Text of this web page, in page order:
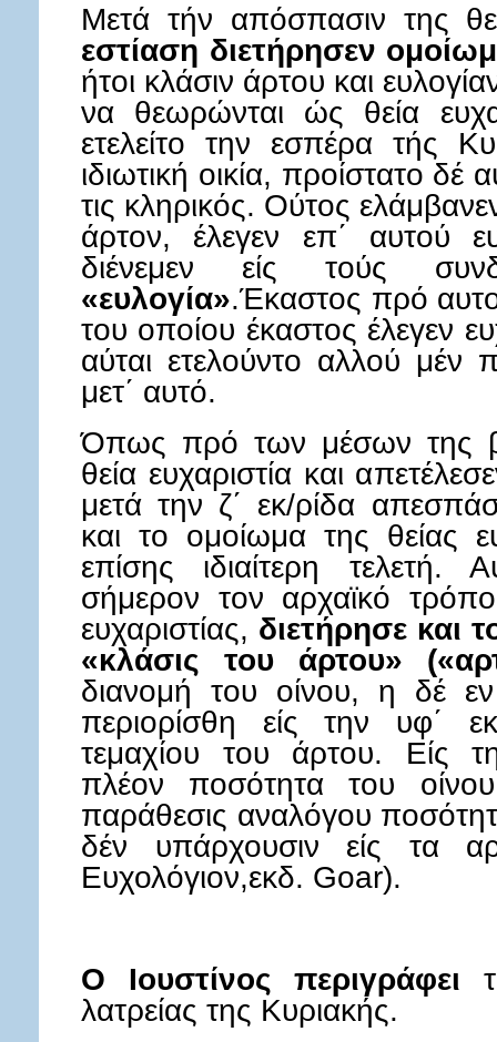
Μετά τήν απόσπασιν της
εστίαση διετήρησεν
ήτοι κλάσιν άρτου και
να θεωρώνται ώς θεία
ετελείτο την εσπέρα τής
ιδιωτική οικία, προίστατο
τις κληρικός. Ούτος
άρτον, έλεγεν επ΄ αυτού
διένεμεν είς τούς
«ευλογία».Έκαστος πρό
του οποίου έκαστος έλεγεν
αύται ετελούντο αλλού
μετ΄ αυτό.
Όπως πρό των μέσων της
θεία ευχαριστία και
μετά την ζ΄ εκ/ρίδα
και το ομοίωμα της θείας
επίσης ιδιαίτερη τελετή.
σήμερον τον αρχαϊκό
ευχαριστίας, διετήρησε και
«κλάσις του άρτου»
διανομή του οίνου, η δέ
περιορίσθη είς την υφ΄
τεμαχίου του άρτου. Είς
πλέον ποσότητα του
παράθεσις αναλόγου
δέν υπάρχουσιν είς τα
Ευχολόγιον,εκδ. Goar).
O Ιουστίνος περιγράφει
λατρείας της Κυριακής.